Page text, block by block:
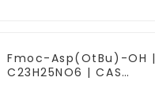
Fmoc-Asp(OtBu)-OH |
C23H25NO6 | CAS